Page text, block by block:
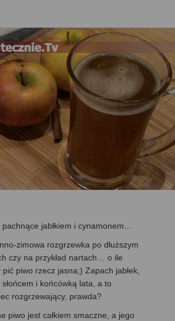
jabłkiem i cynamonem…
zimowa rozgrzewka po dłuższym
czy na przykład nartach… o ile
piwo rzecz jasna;) Zapach jabłek,
i końcówką lata, a to
rozgrzewający, prawda?
piwo jest całkiem smaczne, a jego